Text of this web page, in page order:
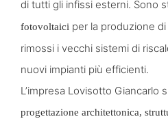
di tutti gli infissi esterni. Sono
fotovoltaici per la produzione
rimossi i vecchi sistemi di
nuovi impianti più efficienti.
L’impresa Lovisotto Giancarlo
progettazione architettonica,